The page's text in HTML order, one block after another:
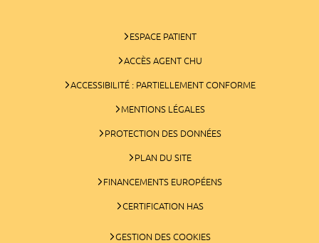
ESPACE PATIENT
ACCÈS AGENT CHU
ACCESSIBILITÉ : PARTIELLEMENT CONFORME
MENTIONS LÉGALES
PROTECTION DES DONNÉES
PLAN DU SITE
FINANCEMENTS EUROPÉENS
CERTIFICATION HAS
GESTION DES COOKIES